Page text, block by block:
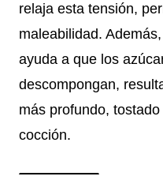
relaja esta tensión,
maleabilidad.
ayuda a que los
descompongan,
más profundo,
cocción.